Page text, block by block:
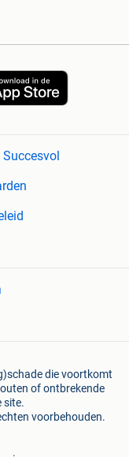
die voortkomt
of ontbrekende
site.
voorbehouden.